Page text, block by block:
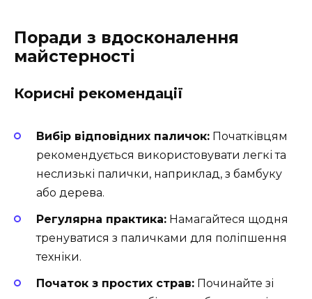
Поради з вдосконалення
майстерності
Корисні рекомендації
Вибір відповідних паличок: Початківцям
рекомендується використовувати легкі та
неслизькі палички, наприклад, з бамбуку
або дерева.
Регулярна практика: Намагайтеся щодня
тренуватися з паличками для поліпшення
техніки.
Початок з простих страв: Починайте зі